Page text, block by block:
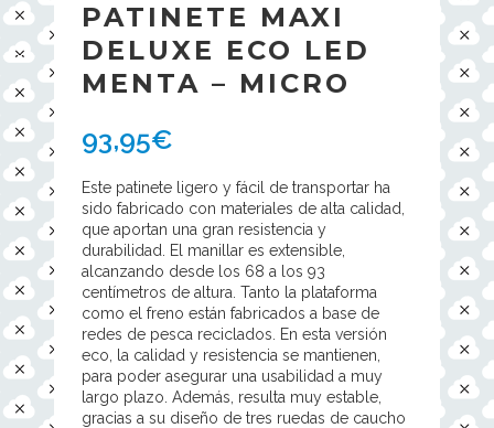
PATINETE MAXI
DELUXE ECO LED
MENTA – MICRO
93,95€
Este patinete ligero y fácil de transportar ha
sido fabricado con materiales de alta calidad,
que aportan una gran resistencia y
durabilidad. El manillar es extensible,
alcanzando desde los 68 a los 93
centímetros de altura. Tanto la plataforma
como el freno están fabricados a base de
redes de pesca reciclados. En esta versión
eco, la calidad y resistencia se mantienen,
para poder asegurar una usabilidad a muy
largo plazo. Además, resulta muy estable,
gracias a su diseño de tres ruedas de caucho